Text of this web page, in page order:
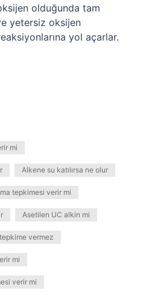
olduğunda tam
yetersiz oksijen
yol açarlar.
mi
Alkene su katılırsa ne olur
tepkimesi verir mi
Asetilen UC alkin mi
vermez
mi
verir mi